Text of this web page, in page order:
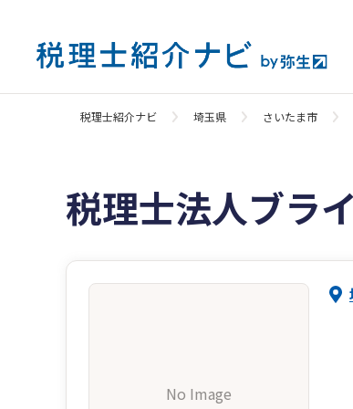
税理士紹介ナビ 埼玉県 さいたま市
税理士法人ブラ
No Image